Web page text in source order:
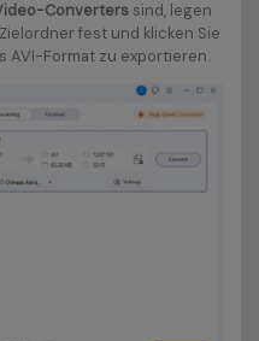
Converterssind, legen
fest und klicken Sie
AVI-Format zu exportieren.